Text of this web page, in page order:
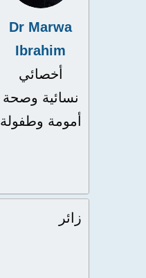
Dr Marwa
Ibrahim
أخصائي
نسائية وصحة
أمومة وطفولة
زائر